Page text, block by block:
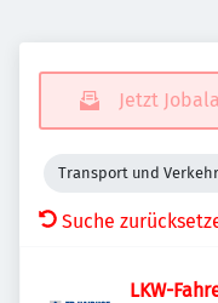
Jetzt
Transport und Verkehr
Suche
LKW-